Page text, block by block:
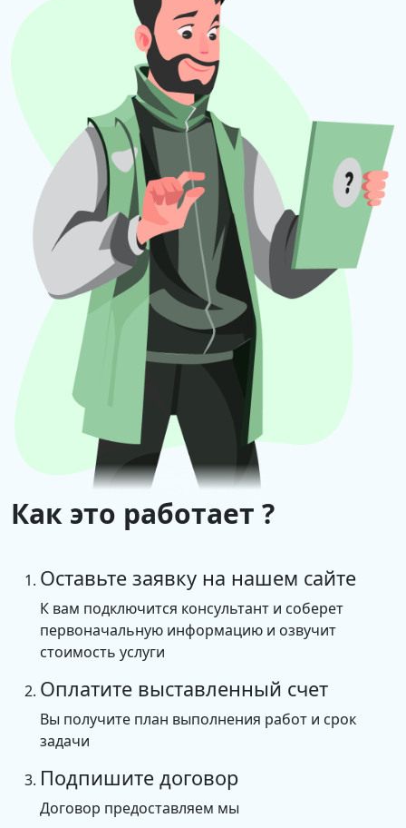
Как это работает ?
Оставьте заявку на нашем сайте
К вам подключится консультант и соберет
первоначальную информацию и озвучит
стоимость услуги
Оплатите выставленный счет
Вы получите план выполнения работ и срок
задачи
Подпишите договор
Договор предоставляем мы